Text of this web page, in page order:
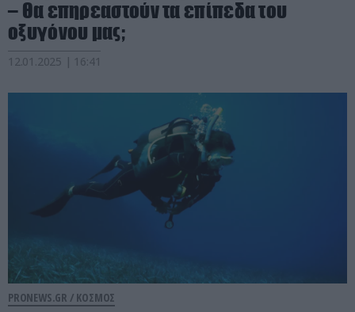
– Θα επηρεαστούν τα επίπεδα του
οξυγόνου μας;
12.01.2025 | 16:41
PRONEWS.GR / ΚΟΣΜΟΣ